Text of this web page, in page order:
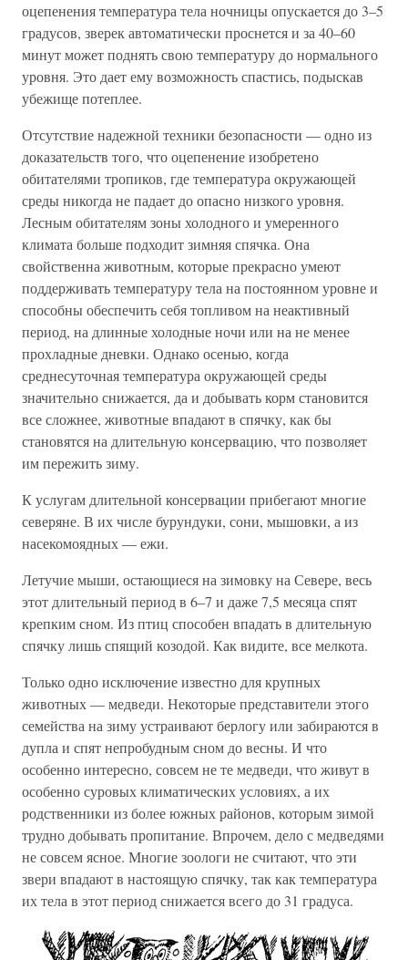
оцепенения температура тела ночницы опускается до 3–5
градусов, зверек автоматически проснется и за 40–60
минут может поднять свою температуру до нормального
уровня. Это дает ему возможность спастись, подыскав
убежище потеплее.
Отсутствие надежной техники безопасности — одно из
доказательств того, что оцепенение изобретено
обитателями тропиков, где температура окружающей
среды никогда не падает до опасно низкого уровня.
Лесным обитателям зоны холодного и умеренного
климата больше подходит зимняя спячка. Она
свойственна животным, которые прекрасно умеют
поддерживать температуру тела на постоянном уровне и
способны обеспечить себя топливом на неактивный
период, на длинные холодные ночи или на не менее
прохладные дневки. Однако осенью, когда
среднесуточная температура окружающей среды
значительно снижается, да и добывать корм становится
все сложнее, животные впадают в спячку, как бы
становятся на длительную консервацию, что позволяет
им пережить зиму.
К услугам длительной консервации прибегают многие
северяне. В их числе бурундуки, сони, мышовки, а из
насекомоядных — ежи.
Летучие мыши, остающиеся на зимовку на Севере, весь
этот длительный период в 6–7 и даже 7,5 месяца спят
крепким сном. Из птиц способен впадать в длительную
спячку лишь спящий козодой. Как видите, все мелкота.
Только одно исключение известно для крупных
животных — медведи. Некоторые представители этого
семейства на зиму устраивают берлогу или забираются в
дупла и спят непробудным сном до весны. И что
особенно интересно, совсем не те медведи, что живут в
особенно суровых климатических условиях, а их
родственники из более южных районов, которым зимой
трудно добывать пропитание. Впрочем, дело с медведями
не совсем ясное. Многие зоологи не считают, что эти
звери впадают в настоящую спячку, так как температура
их тела в этот период снижается всего до 31 градуса.